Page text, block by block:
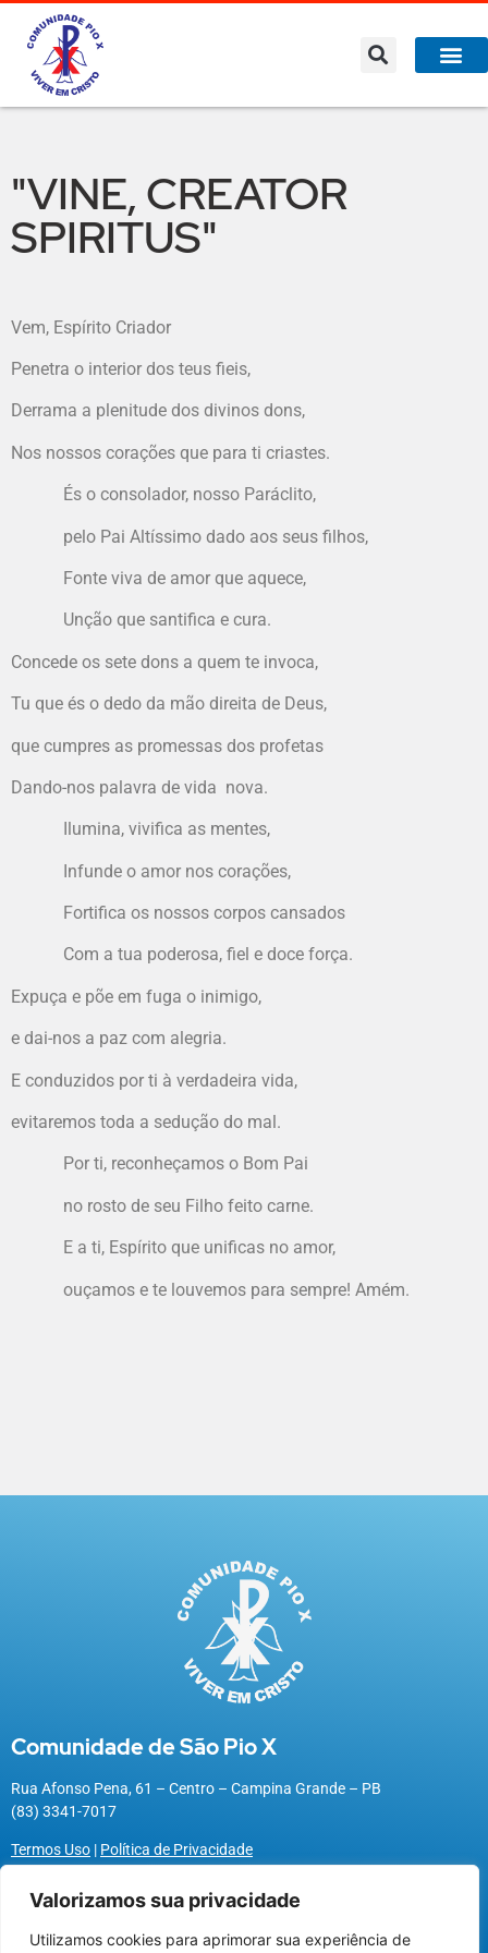
Utilizamos cookies para oferecer melhor
Valorizamos sua privacidade
Utilizamos cookies para aprimorar sua experiência de
"VINE, CREATOR
SPIRITUS"
Vem, Espírito Criador
Penetra o interior dos teus fieis,
Derrama a plenitude dos divinos dons,
Nos nossos corações que para ti criastes.
És o consolador, nosso Paráclito,
pelo Pai Altíssimo dado aos seus filhos,
Fonte viva de amor que aquece,
Unção que santifica e cura.
Concede os sete dons a quem te invoca,
Tu que és o dedo da mão direita de Deus,
que cumpres as promessas dos profetas
Dando-nos palavra de vida nova.
Ilumina, vivifica as mentes,
Infunde o amor nos corações,
Fortifica os nossos corpos cansados
Com a tua poderosa, fiel e doce força.
Expuça e põe em fuga o inimigo,
e dai-nos a paz com alegria.
E conduzidos por ti à verdadeira vida,
evitaremos toda a sedução do mal.
Por ti, reconheçamos o Bom Pai
no rosto de seu Filho feito carne.
E a ti, Espírito que unificas no amor,
ouçamos e te louvemos para sempre! Amém.
Comunidade de São Pio X
Rua Afonso Pena, 61 – Centro – Campina Grande – PB
(83) 3341-7017
Termos Uso | Política de Privacidade